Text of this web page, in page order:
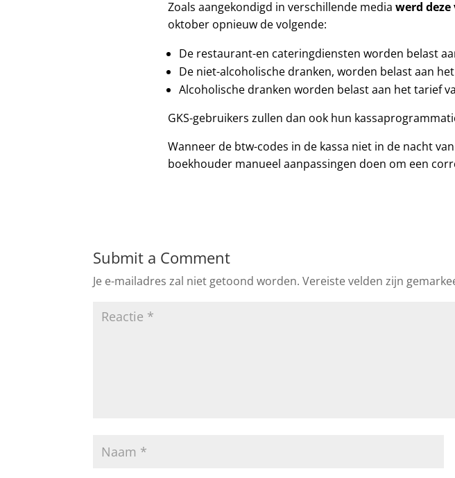
Zoals aangekondigd in verschillende media werd
oktober opnieuw de volgende:
De restaurant-en cateringdiensten worden belast
De niet-alcoholische dranken, worden belast aan
Alcoholische dranken worden belast aan het tarief
GKS-gebruikers zullen dan ook hun
Wanneer de btw-codes in de kassa niet in de nacht
boekhouder manueel aanpassingen doen om een
Submit a Comment
Je e-mailadres zal niet getoond worden. Vereiste velden zijn